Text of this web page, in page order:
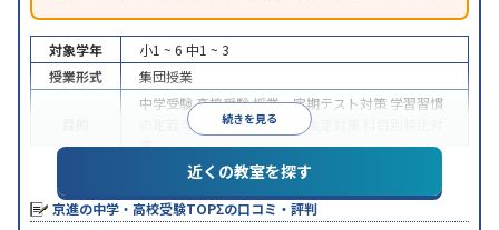
続きを見る
対象学年 小1 ~ 6 中1 ~ 3
授業形式
集団授業
中学受験高校受験授業・定期テスト対策 学習習慣
学校別特化対策 各種検定対策
策
授業の振替可能学習にPC・タブレットを利用
目から受講可能
※2023年10月調査。小学校高学年の集団塾アンケート調査方法を参照
近くの教室を探す
京進の中学・高校受験TOPΣの口コミ・評判